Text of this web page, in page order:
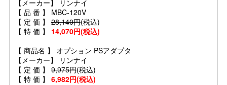
【メーカー】 リンナイ
【 品 番 】 MBC-120V
【 定 価 】 28,140円(税込)
【 特 価 】 14,070円(税込)
【 商品名 】 オプション PSアダプタ
【メーカー】 リンナイ
【 定 価 】 9,975円(税込)
【 特 価 】 6,982円(税込)